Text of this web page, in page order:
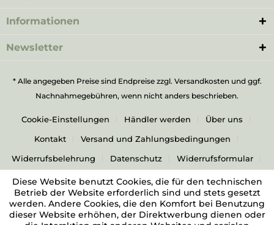
Informationen
Newsletter
* Alle angegeben Preise sind Endpreise zzgl. Versandkostenund ggf.
Nachnahmegebühren, wenn nicht anders beschrieben.
Cookie-Einstellungen Händler werden
Über uns
Kontakt
Versand und Zahlungsbedingungen
Widerrufsbelehrung
Datenschutz
Widerrufsformular
AGB
Impressum
Diese Website benutzt Cookies, die für den technischen
Betrieb der Website erforderlich sind und stets gesetzt
werden. Andere Cookies, die den Komfort bei Benutzung
dieser Website erhöhen, der Direktwerbung dienen oder